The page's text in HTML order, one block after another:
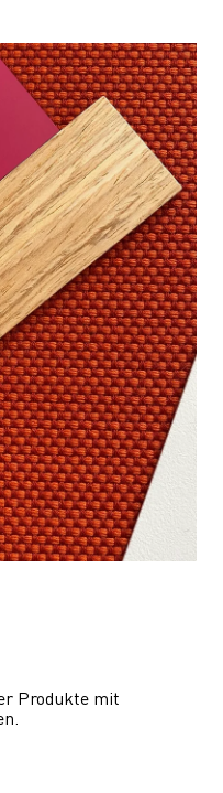
Produkte mit